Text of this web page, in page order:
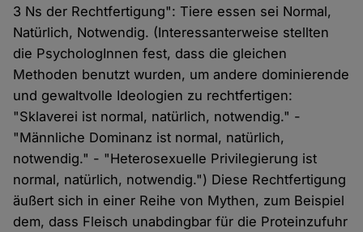
3 Ns der Rechtfertigung": Tiere essen sei Normal,
Natürlich, Notwendig. (Interessanterweise stellten
die PsychologInnen fest, dass die gleichen
Methoden benutzt wurden, um andere dominierende
und gewaltvolle Ideologien zu rechtfertigen:
"Sklaverei ist normal, natürlich, notwendig." -
"Männliche Dominanz ist normal, natürlich,
notwendig." - "Heterosexuelle Privilegierung ist
normal, natürlich, notwendig.") Diese Rechtfertigung
äußert sich in einer Reihe von Mythen, zum Beispiel
dem, dass Fleisch unabdingbar für die Proteinzufuhr